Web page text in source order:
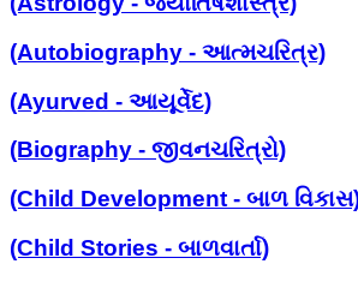
(Autobiography - આત્મચરિત્ર)
(Ayurved - આયૂર્વેદ)
(Biography - જીવનચરિત્રો)
(Child Development - બાળ
(Child Stories - બાળવાર્તા)